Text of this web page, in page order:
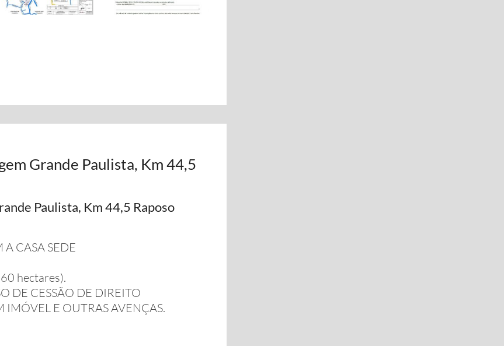
Grande Paulista, Km 44,5
Paulista, Km 44,5 Raposo
CASA SEDE
hectares).
DE CESSÃO DE DIREITO
IMÓVEL E OUTRAS AVENÇAS.